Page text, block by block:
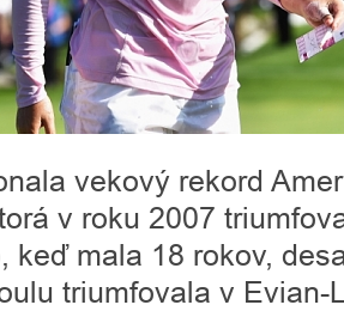
vekový rekord
v roku 2007
keď mala 18 rokov,
triumfovala v Evian-